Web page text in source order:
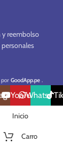
y reembolso
GoodApp.pe .
YouTubeWhatsApp
Inicio
Carro